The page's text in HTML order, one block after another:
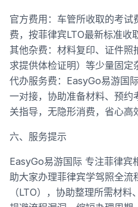
官方费用：车管所收取的考
费，按菲律宾LTO最新标准收
其他杂费：材料复印、证件
求提供体检证明）等少量固定
代办服务费：EasyGo易游国
一对接，协助准备材料、预约
关指导，无隐形消费，省心高
六、服务提示
EasyGo易游国际 专注菲律宾
助大家办理菲律宾学驾照全
（LTO），协助整理所需材料